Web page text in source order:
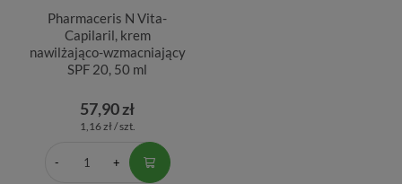
Pharmaceris N Vita-
Capilaril, krem
nawilżająco-wzmacniający
SPF 20, 50 ml
57,90 zł
1,16 zł / szt.